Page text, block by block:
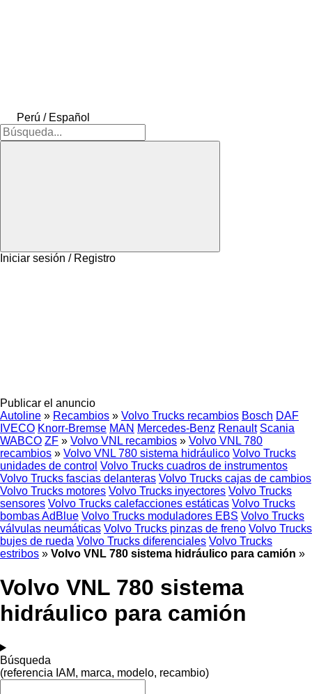
Perú / Español
Iniciar sesión / Registro
Publicar el anuncio
Autoline » Recambios » Volvo Trucks recambios Bosch DAF
IVECO Knorr-Bremse MAN Mercedes-Benz Renault Scania
WABCO ZF » Volvo VNL recambios » Volvo VNL 780
recambios » Volvo VNL 780 sistema hidráulico Volvo Trucks
unidades de control Volvo Trucks cuadros de instrumentos
Volvo Trucks fascias delanteras Volvo Trucks cajas de cambios
Volvo Trucks motores Volvo Trucks inyectores Volvo Trucks
sensores Volvo Trucks calefacciones estáticas Volvo Trucks
bombas AdBlue Volvo Trucks moduladores EBS Volvo Trucks
válvulas neumáticas Volvo Trucks pinzas de freno Volvo Trucks
bujes de rueda Volvo Trucks diferenciales Volvo Trucks
estribos » Volvo VNL 780 sistema hidráulico para camión »
Volvo VNL 780 sistema
hidráulico para camión
Búsqueda
(referencia IAM, marca, modelo, recambio)